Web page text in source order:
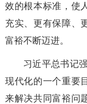
效的根本标准，使
充实、更有保障、
富裕不断迈进。
习近平总书记
现代化的一个重要
来解决共同富裕问